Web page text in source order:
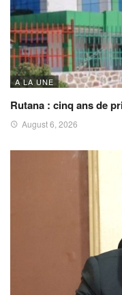
A LA UNE
Rutana : cinq ans de
August 6, 2026